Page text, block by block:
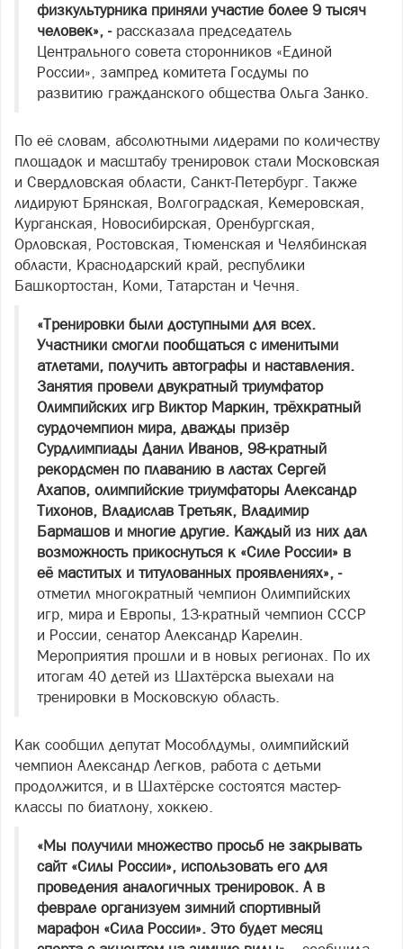
физкультурника приняли участие более 9 тысяч
человек», -рассказала председатель
Центрального совета сторонников «Единой
России», зампред комитета Госдумы по
развитию гражданского общества Ольга Занко.
По её словам, абсолютными лидерами по количеству
площадок и масштабу тренировок стали Московская
и Свердловская области, Санкт-Петербург. Также
лидируют Брянская, Волгоградская, Кемеровская,
Курганская, Новосибирская, Оренбургская,
Орловская, Ростовская, Тюменская и Челябинская
области, Краснодарский край, республики
Башкортостан, Коми, Татарстан и Чечня.
«Тренировки были доступными для всех.
Участники смогли пообщаться с именитыми
атлетами, получить автографы и наставления.
Занятия провели двукратный триумфатор
Олимпийских игр Виктор Маркин, трёхкратный
сурдочемпион мира, дважды призёр
Сурдлимпиады Данил Иванов, 98-кратный
рекордсмен по плаванию в ластах Сергей
Ахапов, олимпийские триумфаторы Александр
Тихонов, Владислав Третьяк, Владимир
Бармашов и многие другие. Каждый из них дал
возможность прикоснуться к «Силе России» в
её маститых и титулованных проявлениях», -
отметил многократный чемпион Олимпийских
игр, мира и Европы, 13-кратный чемпион СССР
и России, сенатор Александр Карелин.
Мероприятия прошли и в новых регионах. По их
итогам 40 детей из Шахтёрска выехали на
тренировки в Московскую область.
Как сообщил депутат Мособлдумы, олимпийский
чемпион Александр Легков, работа с детьми
продолжится, и в Шахтёрске состоятся мастер-
классы по биатлону, хоккею.
«Мы получили множество просьб не закрывать
сайт «Силы России», использовать его для
проведения аналогичных тренировок. А в
феврале организуем зимний спортивный
марафон «Сила России». Это будет месяц